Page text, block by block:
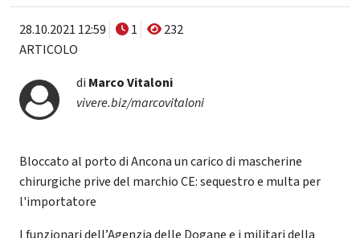
28.10.2021 12:59 1
232
ARTICOLO
di Marco Vitaloni
vivere.biz/marcovitaloni
Bloccato al porto di Ancona un carico di mascherine
chirurgiche prive del marchio CE: sequestro e multa per
l'importatore